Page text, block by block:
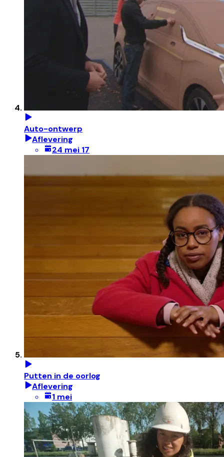
Auto-ontwerp
Aflevering
24 mei 17
Putten in de oorlog
Aflevering
1 mei